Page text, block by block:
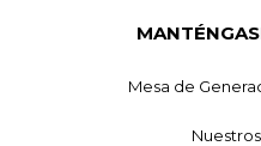
Mesa de